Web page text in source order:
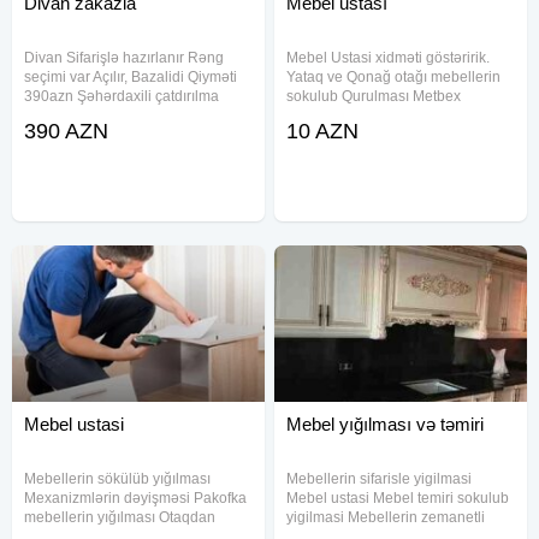
Divan Sifarişlə hazırlanır Rəng
seçimi var Açılır, Bazalidi Qiyməti
390azn Şəhərdaxili çatdırılma
390 AZN
Mebel Ustasi xidməti göstəririk.
Yataq ve Qonağ otağı mebellerin
sokulub Qurulması Metbex
mebellərin yığılması Hər növ
10 AZN
Mebel ustasi
Mebellerin sökülüb yığılması
Mexanizmlərin dəyişməsi Pakofka
mebellerin yığılması Otaqdan
Mebel yığılması və təmiri
Mebellerin sifarisle yigilmasi
Mebel ustasi Mebel temiri sokulub
yigilmasi Mebellerin zemanetli